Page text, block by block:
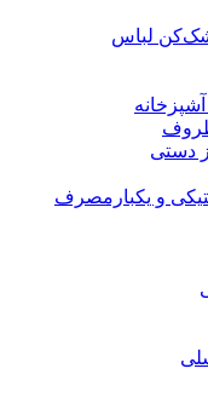
لباس
دستی
و یکبارمصرف